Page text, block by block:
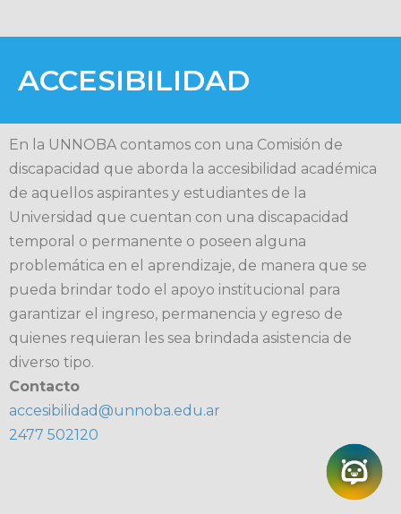
ACCESIBILIDAD
En la UNNOBA contamos con una Comisión de
discapacidad que aborda la accesibilidad académica
de aquellos aspirantes y estudiantes de la
Universidad que cuentan con una discapacidad
temporal o permanente o poseen alguna
problemática en el aprendizaje, de manera que se
pueda brindar todo el apoyo institucional para
garantizar el ingreso, permanencia y egreso de
quienes requieran les sea brindada asistencia de
diverso tipo.
Contacto
accesibilidad@unnoba.edu.ar
2477 502120